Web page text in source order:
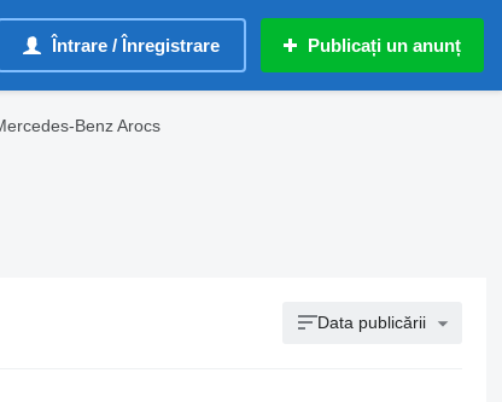
Întrare / Înregistrare Publicați un anunț
Benz Arocs
Data publicării